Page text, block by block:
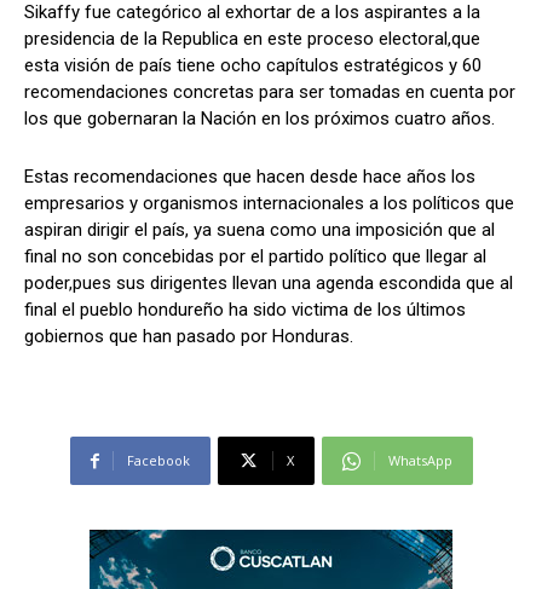
Sikaffy fue categórico al exhortar de a los aspirantes a la
presidencia de la Republica en este proceso electoral,que
esta visión de país tiene ocho capítulos estratégicos y 60
recomendaciones concretas para ser tomadas en cuenta por
los que gobernaran la Nación en los próximos cuatro años.
Estas recomendaciones que hacen desde hace años los
empresarios y organismos internacionales a los políticos que
aspiran dirigir el país, ya suena como una imposición que al
final no son concebidas por el partido político que llegar al
poder,pues sus dirigentes llevan una agenda escondida que al
final el pueblo hondureño ha sido victima de los últimos
gobiernos que han pasado por Honduras.
Facebook X WhatsApp